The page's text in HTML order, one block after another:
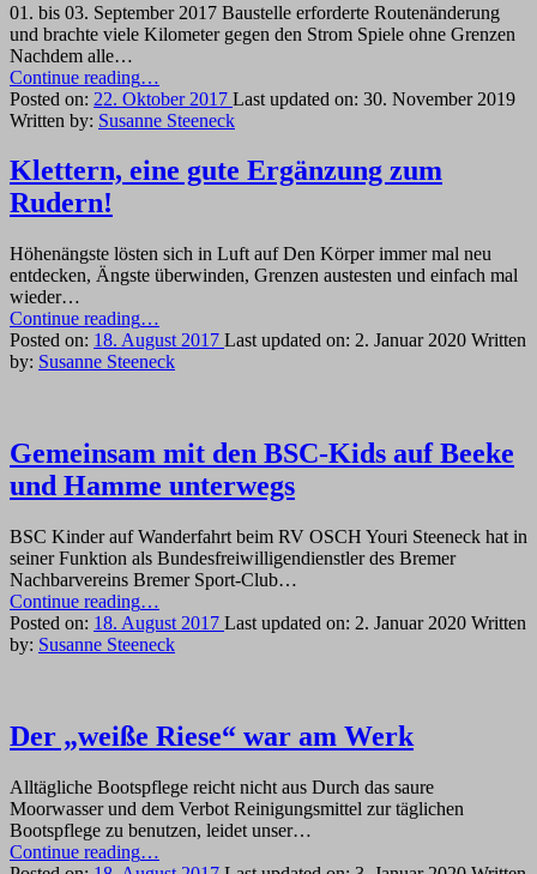
01. bis 03. September 2017 Baustelle erforderte Routenänderung
und brachte viele Kilometer gegen den Strom Spiele ohne Grenzen
Nachdem alle…
Continue reading“Kinderwanderfahrt
in
Barßel”
…
Posted on: 22. Oktober 2017 Last updated on: 30. November 2019
Written by: Susanne Steeneck
Klettern, eine gute Ergänzung zum
Rudern!
Höhenängste lösten sich in Luft auf Den Körper immer mal neu
entdecken, Ängste überwinden, Grenzen austesten und einfach mal
wieder…
Continue reading“Klettern,
eine
gute
…
Posted on: 18. August 2017 Last updated on: 2. Januar 2020 Written
by: Susanne Steeneck
Gemeinsam mit den BSC-Kids auf Beeke
und Hamme unterwegs
BSC Kinder auf Wanderfahrt beim RV OSCH Youri Steeneck hat in
seiner Funktion als Bundesfreiwilligendienstler des Bremer
Nachbarvereins Bremer Sport-Club…
Continue reading“Gemeinsam
mit
den
Beeke
und
unterwegs”
…
Posted on: 18. August 2017 Last updated on: 2. Januar 2020 Written
by: Susanne Steeneck
Der „weiße Riese“ war am Werk
Alltägliche Bootspflege reicht nicht aus Durch das saure
Moorwasser und dem Verbot Reinigungsmittel zur täglichen
Bootspflege zu benutzen, leidet unser…
Continue reading“Der
…